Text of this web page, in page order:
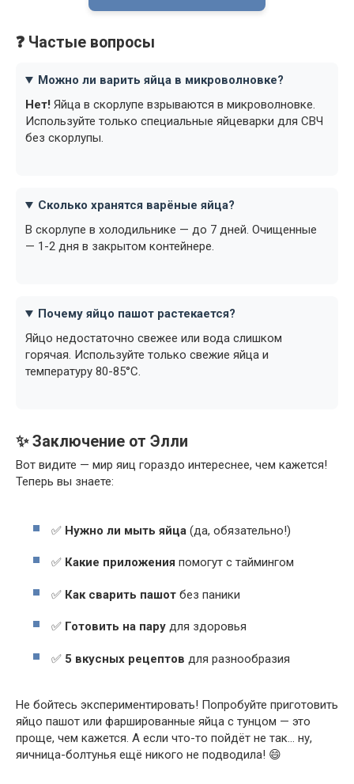
❓ Частые вопросы
Можно ли варить яйца в микроволновке?
Нет! Яйца в скорлупе взрываются в микроволновке.
Используйте только специальные яйцеварки для СВЧ
без скорлупы.
Сколько хранятся варёные яйца?
В скорлупе в холодильнике — до 7 дней. Очищенные
— 1-2 дня в закрытом контейнере.
Почему яйцо пашот растекается?
Яйцо недостаточно свежее или вода слишком
горячая. Используйте только свежие яйца и
температуру 80-85°C.
✨ Заключение от Элли
Вот видите — мир яиц гораздо интереснее, чем кажется!
Теперь вы знаете:
✅ Нужно ли мыть яйца (да, обязательно!)
✅ Какие приложения помогут с таймингом
✅ Как сварить пашот без паники
✅ Готовить на пару для здоровья
✅ 5 вкусных рецептов для разнообразия
Не бойтесь экспериментировать! Попробуйте приготовить
яйцо пашот или фаршированные яйца с тунцом — это
проще, чем кажется. А если что-то пойдёт не так… ну,
яичница-болтунья ещё никого не подводила! 😄